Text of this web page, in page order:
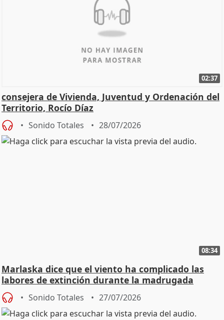
02:37
consejera de Vivienda, Juventud y Ordenación del
Territorio, Rocío Díaz
Sonido Totales 28/07/2026
08:34
Marlaska dice que el viento ha complicado las
labores de extinción durante la madrugada
Sonido Totales 27/07/2026